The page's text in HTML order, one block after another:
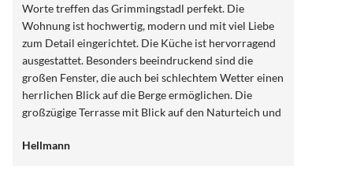
Worte treffen das Grimmingstadl perfekt. Die
Wohnung ist hochwertig, modern und mit viel Liebe
zum Detail eingerichtet. Die Küche ist hervorragend
ausgestattet. Besonders beeindruckend sind die
großen Fenster, die auch bei schlechtem Wetter einen
herrlichen Blick auf die Berge ermöglichen. Die
großzügige Terrasse mit Blick auf den Naturteich und
Entspannen ein. Ein weiteres Highlight ist die
Hellmann